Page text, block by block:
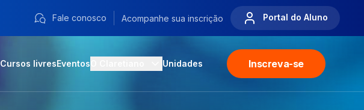
Fale conosco Acompanhe sua inscrição Portal do Aluno
Cursos livresEventos Unidades Inscreva-se